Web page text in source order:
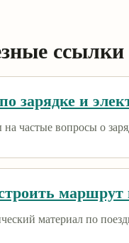
ссылки
зарядке и
частые вопросы о
маршрут
материал по